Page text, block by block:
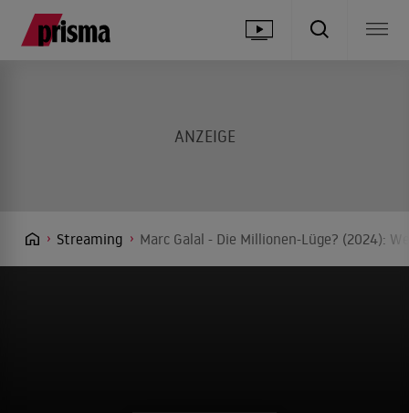
Streaming Marc Galal - Die Millionen-Lüge? (2024):